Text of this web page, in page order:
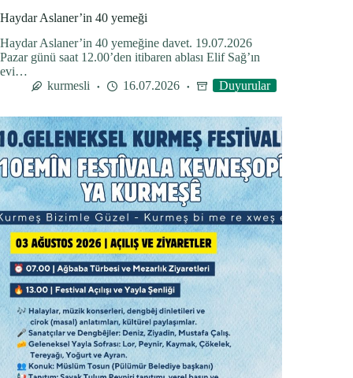
Haydar Aslaner’in 40 yemeği
Haydar Aslaner’in 40 yemeğine davet. 19.07.2026
Pazar günü saat 12.00’den itibaren ablası Elif Sağ’ın
evi…
kurmesli
16.07.2026 Duyurular